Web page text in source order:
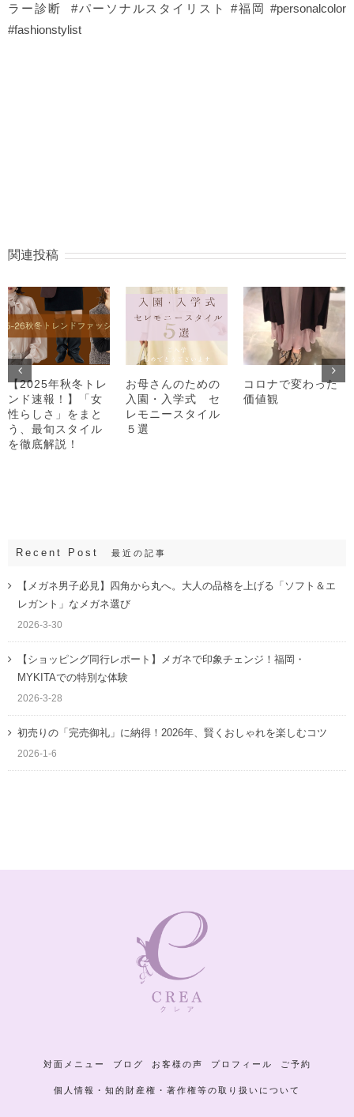
ラー診断
#パーソナルスタイリスト #福岡 #personalcolor
#fashionstylist
関連投稿
【2025年秋冬トレ
ンド速報！】「女
性らしさ」をまと
う、最旬スタイル
を徹底解説！
お母さんのための
入園・入学式 セ
レモニースタイル
５選
コロナで変わった
価値観
Recent Post 最近の記事
【メガネ男子必見】四角から丸へ。大人の品格を上げる「ソフト＆エ
レガント」なメガネ選び
2026-3-30
【ショッピング同行レポート】メガネで印象チェンジ！福岡・
MYKITAでの特別な体験
2026-3-28
初売りの「完売御礼」に納得！2026年、賢くおしゃれを楽しむコツ
2026-1-6
対面メニュー ブログ お客様の声 プロフィール ご予約
個人情報・知的財産権・著作権等の取り扱いについて